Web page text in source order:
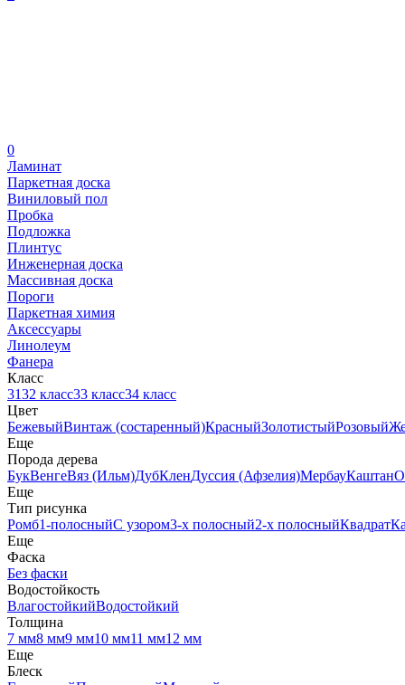
0
Ламинат
Паркетная доска
Виниловый пол
Пробка
Подложка
Плинтус
Инженерная доска
Массивная доска
Пороги
Паркетная химия
Аксессуары
Линолеум
Фанера
Класс
3132 класс33 класс34 класс
Цвет
БежевыйВинтаж (состаренный)КрасныйЗолотистыйРозовый
Еще
Порода дерева
БукВенгеВяз (Ильм)ДубКленДуссия (Афзелия)МербауКаштан
Еще
Тип рисунка
Ромб1-полосныйС узором3-х полосный2-х полосныйКвадрат
Еще
Фаска
Без фаски
Водостойкость
ВлагостойкийВодостойкий
Толщина
7 мм8 мм9 мм10 мм11 мм12 мм
Еще
Блеск